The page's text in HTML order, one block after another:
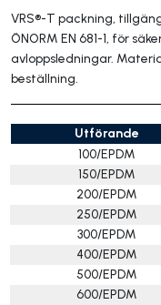
VRS®-T packning,
ÖNORM EN 681-1, för
avloppsledningar.
beställning.
Utförande
100/EPDM
150/EPDM
200/EPDM
250/EPDM
300/EPDM
400/EPDM
500/EPDM
600/EPDM